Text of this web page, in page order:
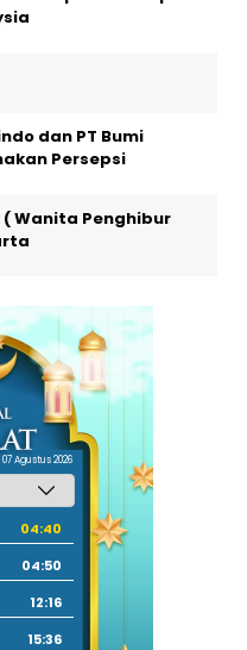
dan PT Bumi
Persepsi
Wanita Penghibur
Agustus 2026
04:40
04:50
12:16
15:36